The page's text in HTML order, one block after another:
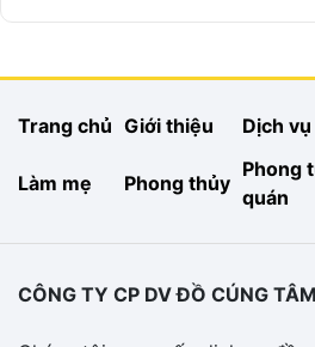
Trang chủ Giới thiệu Dịch
Làm mẹ Phong thủy
Phong
quán
CÔNG TY CP DV ĐỒ CÚNG